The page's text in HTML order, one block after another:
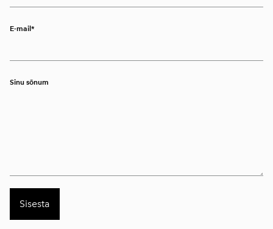
E-mail
Sinu sõnum